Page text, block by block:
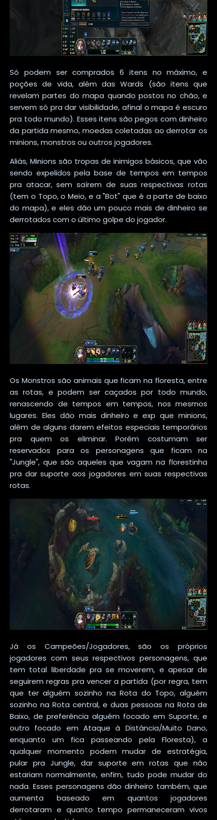
Só podem ser comprados 6 itens no máximo, e
poções de vida, além das Wards (são itens que
revelam partes do mapa quando postos no chão, e
servem só pra dar visibilidade, afinal o mapa é escuro
pra todo mundo). Esses itens são pegos com dinheiro
da partida mesmo, moedas coletadas ao derrotar os
minions, monstros ou outros jogadores.
Aliás, Minions são tropas de inimigos básicos, que vão
sendo expelidos pela base de tempos em tempos
pra atacar, sem saírem de suas respectivas rotas
(tem o Topo, o Meio, e a "Bot" que é a parte de baixo
do mapa), e eles dão um pouco mais de dinheiro se
derrotados com o último golpe do jogador.
Os Monstros são animais que ficam na floresta, entre
as rotas, e podem ser caçados por todo mundo,
renascendo de tempos em tempos, nos mesmos
lugares. Eles dão mais dinheiro e exp que minions,
além de alguns darem efeitos especiais temporários
pra quem os eliminar. Porém costumam ser
reservados para os personagens que ficam na
"Jungle", que são aqueles que vagam na florestinha
pra dar suporte aos jogadores em suas respectivas
rotas.
Já os Campeões/Jogadores, são os próprios
jogadores com seus respectivos personagens, que
tem total liberdade pra se moverem, e apesar de
seguirem regras pra vencer a partida (por regra, tem
que ter alguém sozinho na Rota do Topo, alguém
sozinho na Rota central, e duas pessoas na Rota de
Baixo, de preferência alguém focado em Suporte, e
outro focado em Ataque à Distância/Muito Dano,
enquanto um fica passeando pela Floresta), a
qualquer momento podem mudar de estratégia,
pular pra Jungle, dar suporte em rotas que não
estariam normalmente, enfim, tudo pode mudar do
nada. Esses personagens dão dinheiro também, que
aumenta baseado em quantos jogadores
derrotaram e quanto tempo permaneceram vivos